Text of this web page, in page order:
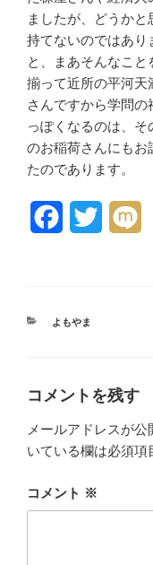
ましたが、どうか
持てないのではあり
と、まあそんなこ
揃って近所の平河天
さんですから学問
っぽくなるのは、
のお稲荷さんにもお
たのであります。
カ
よもやま
コメントを残す
メールアドレスが公
いている欄は必須項
コメント ※